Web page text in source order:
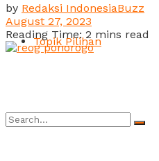
Topik Pilihan
by Redaksi IndonesiaBuzz
August 27, 2023
Reading Time: 2 mins read